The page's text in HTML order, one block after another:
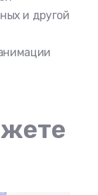
и другой